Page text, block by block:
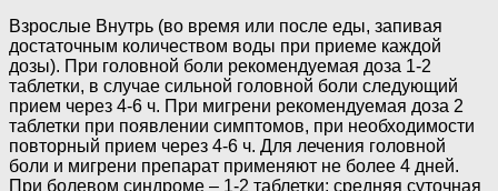
Взрослые Внутрь (во время или после еды, запивая
достаточным количеством воды при приеме каждой
дозы). При головной боли рекомендуемая доза 1-2
таблетки, в случае сильной головной боли следующий
прием через 4-6 ч. При мигрени рекомендуемая доза 2
таблетки при появлении симптомов, при необходимости
повторный прием через 4-6 ч. Для лечения головной
боли и мигрени препарат применяют не более 4 дней.
При болевом синдроме – 1-2 таблетки; средняя суточная